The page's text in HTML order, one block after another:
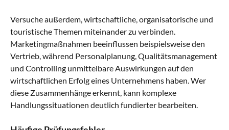
Versuche außerdem, wirtschaftliche, organisatorische und
touristische Themen miteinander zu verbinden.
Marketingmaßnahmen beeinflussen beispielsweise den
Vertrieb, während Personalplanung, Qualitätsmanagement
und Controlling unmittelbare Auswirkungen auf den
wirtschaftlichen Erfolg eines Unternehmens haben. Wer
diese Zusammenhänge erkennt, kann komplexe
Handlungssituationen deutlich fundierter bearbeiten.